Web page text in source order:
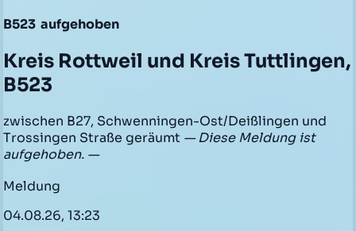
B523 aufgehoben
Kreis Rottweil und Kreis Tuttlingen,
B523
zwischen B27, Schwenningen-Ost/Deißlingen und
Trossingen Straße geräumt — Diese Meldung ist
aufgehoben. —
Meldung
04.08.26, 13:23